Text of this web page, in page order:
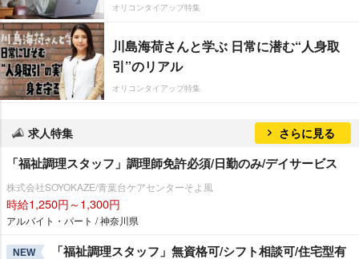
オリコンタイアップ特集
川島海荷さんと学ぶ 日常に潜む“人身取
引”のリアル
オリコンタイアップ特集
求人特集 さらに見る
「福祉調理スタッフ」調理師免許必須/日勤のみ/デイサービス
株式会社SOYOKAZE/青葉台ケアセンターそよ風
時給1,250円～1,300円
アルバイト・パート / 神奈川県
NEW
「福祉調理スタッフ」無資格可/シフト相談可/住宅型有